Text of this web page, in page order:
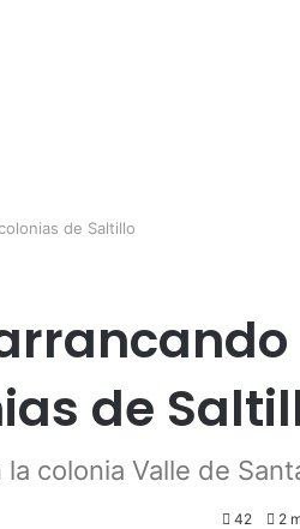
de Saltillo
de
colonia Valle de
42 2